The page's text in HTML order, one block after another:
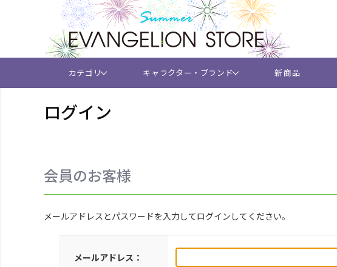
カテゴリ キャラクター・ブランド 新商品
ログイン
会員のお客様
メールアドレスとパスワードを入力してログインしてください。
メールアドレス：